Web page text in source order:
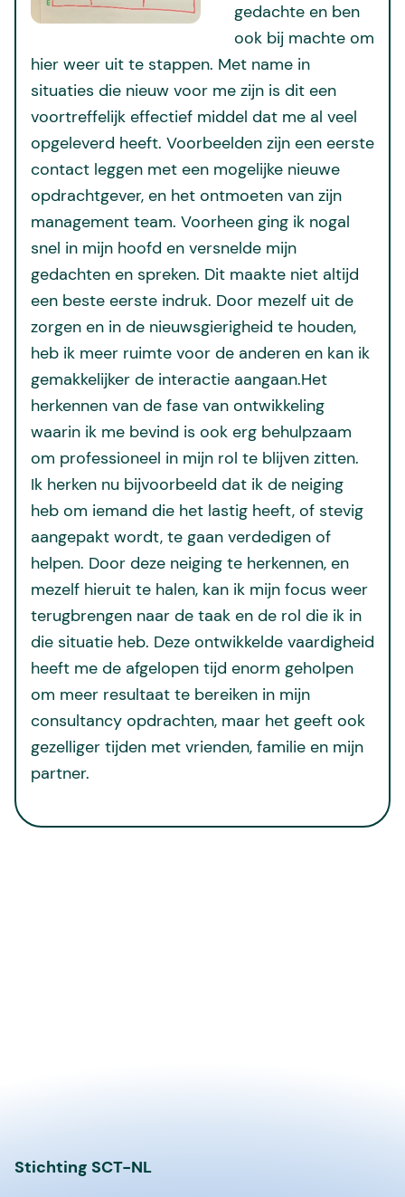
gedachte en ben
ook bij machte om
hier weer uit te stappen. Met name in
situaties die nieuw voor me zijn is dit een
voortreffelijk effectief middel dat me al veel
opgeleverd heeft. Voorbeelden zijn een eerste
contact leggen met een mogelijke nieuwe
opdrachtgever, en het ontmoeten van zijn
management team. Voorheen ging ik nogal
snel in mijn hoofd en versnelde mijn
gedachten en spreken. Dit maakte niet altijd
een beste eerste indruk. Door mezelf uit de
zorgen en in de nieuwsgierigheid te houden,
heb ik meer ruimte voor de anderen en kan ik
gemakkelijker de interactie aangaan.Het
herkennen van de fase van ontwikkeling
waarin ik me bevind is ook erg behulpzaam
om professioneel in mijn rol te blijven zitten.
Ik herken nu bijvoorbeeld dat ik de neiging
heb om iemand die het lastig heeft, of stevig
aangepakt wordt, te gaan verdedigen of
helpen. Door deze neiging te herkennen, en
mezelf hieruit te halen, kan ik mijn focus weer
terugbrengen naar de taak en de rol die ik in
die situatie heb. Deze ontwikkelde vaardigheid
heeft me de afgelopen tijd enorm geholpen
om meer resultaat te bereiken in mijn
consultancy opdrachten, maar het geeft ook
gezelliger tijden met vrienden, familie en mijn
partner.
Stichting SCT-NL